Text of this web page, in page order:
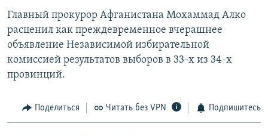
Все сайты РСЕ/РС
Главный прокурор Афганистана Мохаммад Алко
расценил как преждевременное вчерашнее
объявление Независимой избирательной
комиссией результатов выборов в 33-х из 34-х
провинций.
Поделиться Читать без VPN Подпишитесь